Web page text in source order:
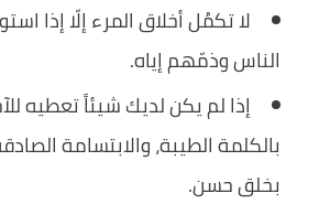
لا تكمُل أخلاق المرء إلّا إذا
الناس وذمّهم إياه.
إذا لم يكن لديك شيئاً تعطيه
بالكلمة الطيبة، والابتسامة
بخلق حسن.